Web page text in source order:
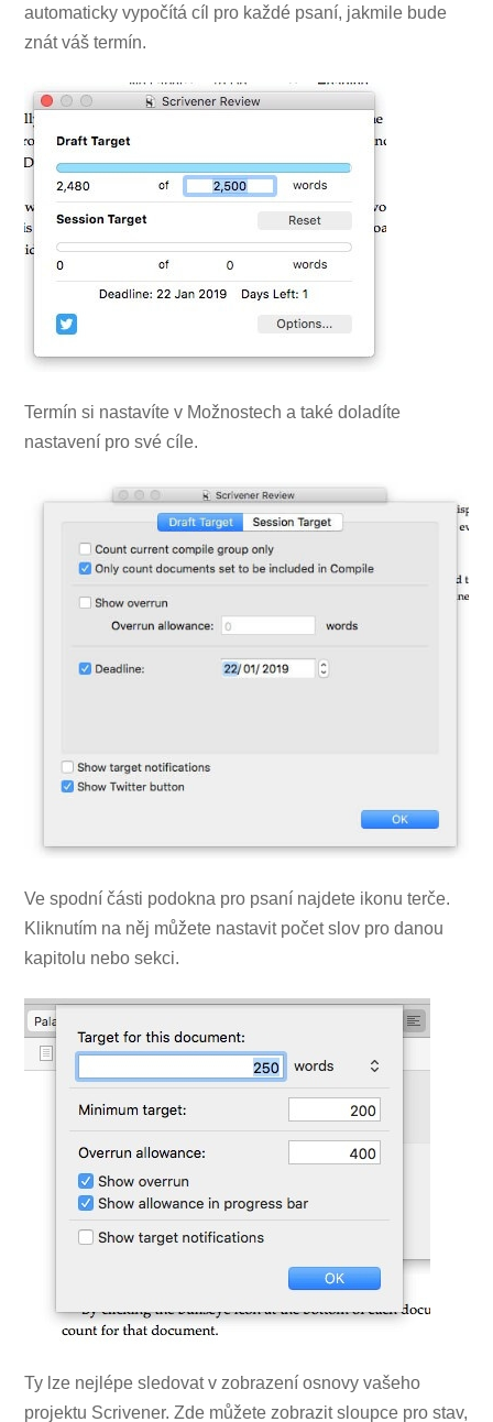
automaticky vypočítá cíl pro každé psaní, jakmile bude
znát váš termín.
Termín si nastavíte v Možnostech a také doladíte
nastavení pro své cíle.
Ve spodní části podokna pro psaní najdete ikonu terče.
Kliknutím na něj můžete nastavit počet slov pro danou
kapitolu nebo sekci.
Ty lze nejlépe sledovat v zobrazení osnovy vašeho
projektu Scrivener. Zde můžete zobrazit sloupce pro stav,